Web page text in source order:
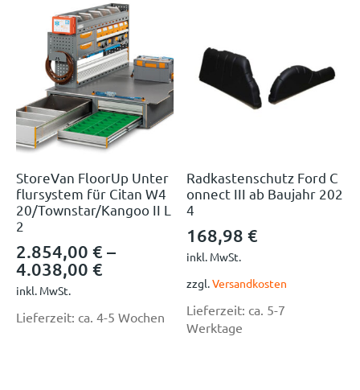
StoreVan FloorUp Unter
flursystem für Citan W4
20/Townstar/Kangoo II L
2
2.854,00 € –
4.038,00 €
inkl. MwSt.
Lieferzeit: ca. 4-5 Wochen
Radkastenschutz Ford C
onnect III ab Baujahr 202
4
168,98€
inkl. MwSt.
zzgl.Versandkosten
Lieferzeit: ca. 5-7
Werktage